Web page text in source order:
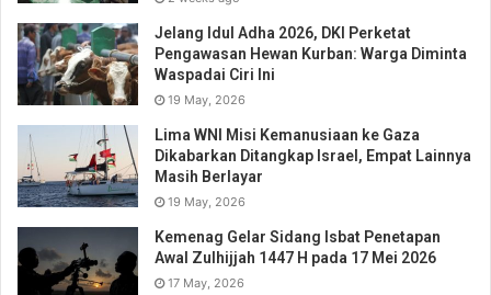
Jelang Idul Adha 2026, DKI Perketat
Pengawasan Hewan Kurban: Warga Diminta
Waspadai Ciri Ini
19 May, 2026
Lima WNI Misi Kemanusiaan ke Gaza
Dikabarkan Ditangkap Israel, Empat Lainnya
Masih Berlayar
19 May, 2026
Kemenag Gelar Sidang Isbat Penetapan
Awal Zulhijjah 1447 H pada 17 Mei 2026
17 May, 2026